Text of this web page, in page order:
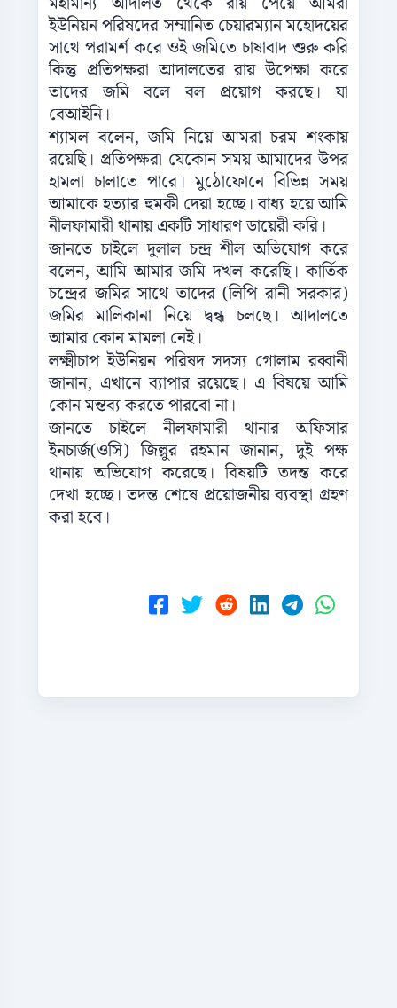
ইউনিয়ন পরিষদের সম্মানিত চেয়ারম্যান মহোদয়ের
সাথে পরামর্শ করে ওই জমিতে চাষাবাদ শুরু করি
কিন্তু প্রতিপক্ষরা আদালতের রায় উপেক্ষা করে
তাদের জমি বলে বল প্রয়োগ করছে। যা
বেআইনি।
শ্যামল বলেন, জমি নিয়ে আমরা চরম শংকায়
রয়েছি। প্রতিপক্ষরা যেকোন সময় আমাদের উপর
হামলা চালাতে পারে। মুঠোফোনে বিভিন্ন সময়
আমাকে হত্যার হুমকী দেয়া হচ্ছে। বাধ্য হয়ে আমি
নীলফামারী থানায় একটি সাধারণ ডায়েরী করি।
জানতে চাইলে দুলাল চন্দ্র শীল অভিযোগ করে
বলেন, আমি আমার জমি দখল করেছি। কার্তিক
চন্দ্রের জমির সাথে তাদের (লিপি রানী সরকার)
জমির মালিকানা নিয়ে দ্বন্ধ চলছে। আদালতে
আমার কোন মামলা নেই।
লক্ষ্মীচাপ ইউনিয়ন পরিষদ সদস্য গোলাম রব্বানী
জানান, এখানে ব্যাপার রয়েছে। এ বিষয়ে আমি
কোন মন্তব্য করতে পারবো না।
জানতে চাইলে নীলফামারী থানার অফিসার
ইনচার্জ(ওসি) জিল্লুর রহমান জানান, দুই পক্ষ
থানায় অভিযোগ করেছে। বিষয়টি তদন্ত করে
দেখা হচ্ছে। তদন্ত শেষে প্রয়োজনীয় ব্যবস্থা গ্রহণ
করা হবে।